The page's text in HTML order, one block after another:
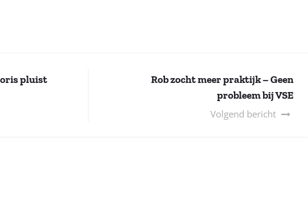
pluist
Rob zocht meer praktijk – Geen
probleem bij VSE
Volgend bericht